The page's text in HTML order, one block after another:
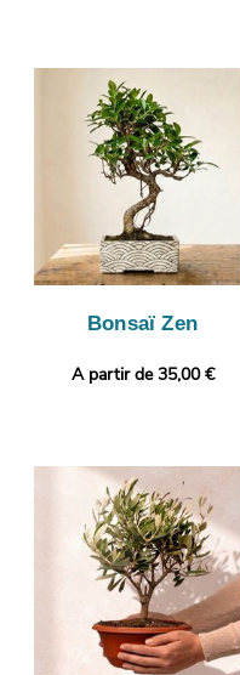
Bonsaï Zen
A partir de 35,00 €